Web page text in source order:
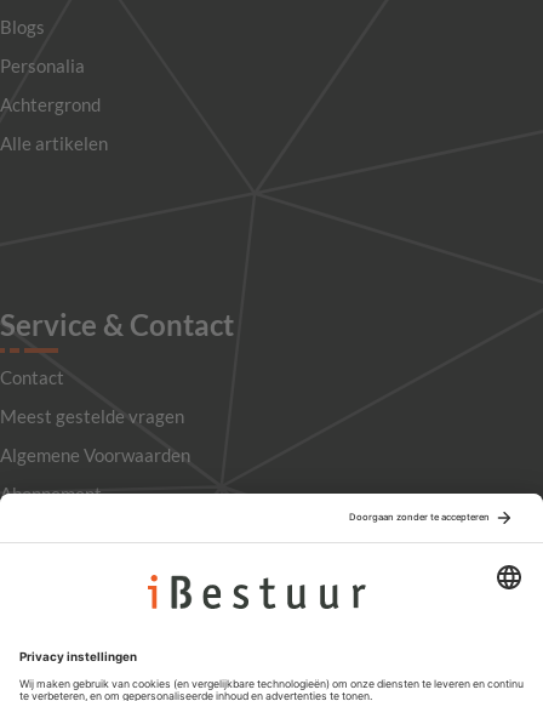
Blogs
Personalia
Achtergrond
Alle artikelen
Service & Contact
Contact
Meest gestelde vragen
Algemene Voorwaarden
Abonnement
Privacyinstellingen